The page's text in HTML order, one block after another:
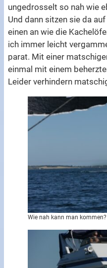
ungedrosselt so nah wie
Und dann sitzen sie da
einen an wie die
ich immer leicht
parat. Mit einer
einmal mit einem
Leider verhindern
Wie nah kann man